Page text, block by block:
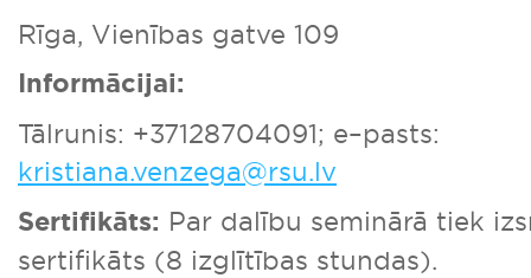
Rīga, Vienības gatve 109
Informācijai:
Tālrunis: +37128704091; e–pasts:
kristiana.venzega@rsu.lv
Sertifikāts: Par dalību seminārā tiek
sertifikāts (8 izglītības stundas).